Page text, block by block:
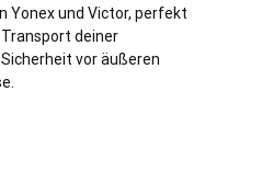
Yonex und Victor, perfekt
deiner
vor äußeren